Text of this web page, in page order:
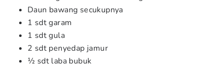
Daun bawang secukupnya
1 sdt garam
1 sdt gula
2 sdt penyedap jamur
½ sdt laba bubuk